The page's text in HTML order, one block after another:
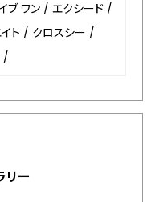
ブ ワン / エクシード /
ト / クロスシー /
/
ー